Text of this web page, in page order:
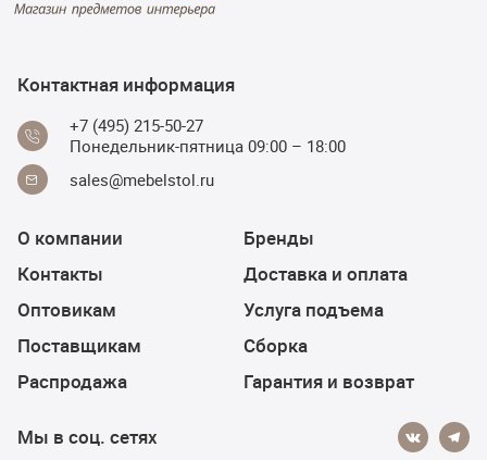
Контактная информация
+7 (495) 215-50-27
Понедельник-пятница 09:00 – 18:00
sales@mebelstol.ru
О компании
Контакты
Оптовикам
Поставщикам
Распродажа
Бренды
Доставка и оплата
Услуга подъема
Сборка
Гарантия и возврат
Мы в соц. сетях